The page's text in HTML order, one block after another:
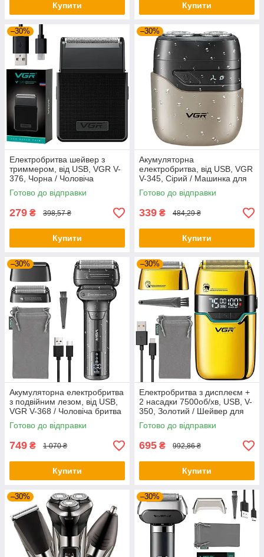
Купити Купити
–30%
Електробритва шейвер з
триммером, від USB, VGR V-
376, Чорна / Чоловіча
електробритва акумуляторна
Готово до відправки
279 ₴ 398,57 ₴
Купити
–30%
Акумуляторна
електробритва, від USB, VGR
V-345, Сірий / Машинка для
гоління / Електрична бритва
для обличчя
Готово до відправки
339 ₴ 484,29 ₴
Купити
–30%
Акумуляторна електробритва
з подвійним лезом, від USB,
VGR V-368 / Чоловіча бритва
для обличчя / Шейвер
Готово до відправки
749 ₴ 1 070 ₴
Купити
–30%
Електробритва з дисплеєм +
2 насадки 7500об/хв, USB, V-
350, Золотий / Шейвер для
гоління / Бритва електрична
Готово до відправки
695 ₴ 992,86 ₴
Купити
–30% –30%